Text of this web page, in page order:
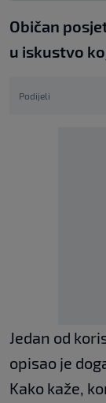
Običan
u iskustvo
Podijeli
Jedan od
opisao je
Kako kaže,